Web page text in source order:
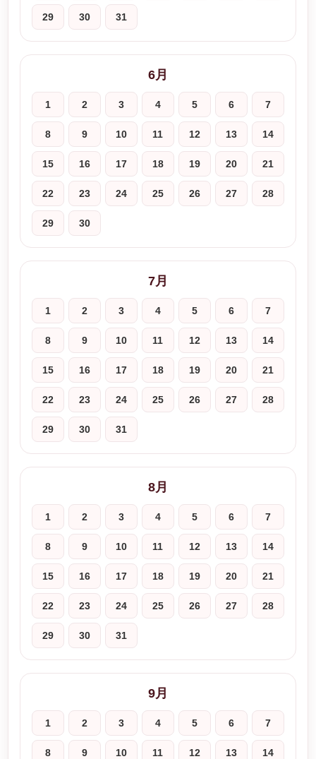
29 30 31
6月
1 2 3 4 5 6 7
8 9 10 11 12 13 14
15 16 17 18 19 20 21
22 23 24 25 26 27 28
29 30
7月
1 2 3 4 5 6 7
8 9 10 11 12 13 14
15 16 17 18 19 20 21
22 23 24 25 26 27 28
29 30 31
8月
1 2 3 4 5 6 7
8 9 10 11 12 13 14
15 16 17 18 19 20 21
22 23 24 25 26 27 28
29 30 31
9月
1 2 3 4 5 6 7
8 9 10 11 12 13 14